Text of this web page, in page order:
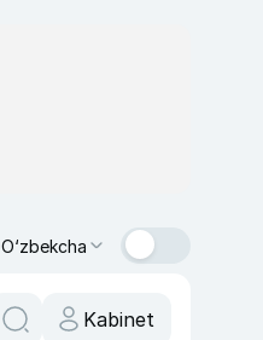
O‘zbekcha
Kabinet